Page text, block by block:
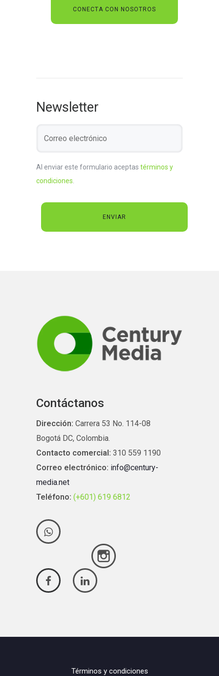
Newsletter
Al enviar este formulario aceptas términos y
condiciones
Contáctanos
Dirección: Carrera 53 No. 114-08
Bogotá DC, Colombia.
Contacto comercial: 310 559 1190
Correo electrónico: info@century-
media.net
Teléfono: (+601) 619 6812
Términos y condiciones